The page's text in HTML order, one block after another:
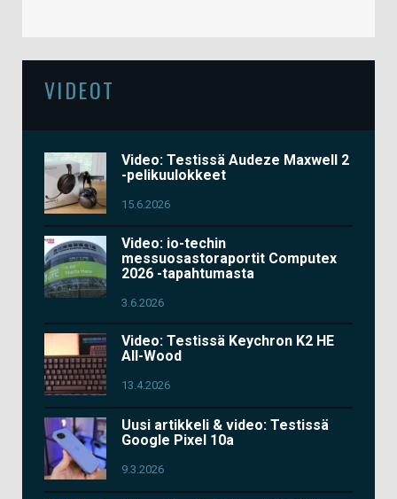
VIDEOT
Video: Testissä Audeze Maxwell 2
-pelikuulokkeet
15.6.2026
Video: io-techin
messuosastoraportit Computex
2026 -tapahtumasta
3.6.2026
Video: Testissä Keychron K2 HE
All-Wood
13.4.2026
Uusi artikkeli & video: Testissä
Google Pixel 10a
9.3.2026